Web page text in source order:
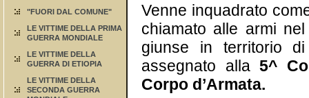
"FUORI DAL COMUNE"
LE VITTIME DELLA PRIMA
GUERRA MONDIALE
LE VITTIME DELLA
GUERRA DI ETIOPIA
LE VITTIME DELLA
SECONDA GUERRA
Venne inquadrato
chiamato alle armi
giunse in territorio
assegnato alla5^
Corpo d’Armata.